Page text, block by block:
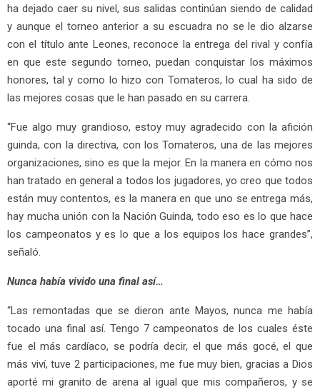
ha dejado caer su nivel, sus salidas continúan siendo de calidad
y aunque el torneo anterior a su escuadra no se le dio alzarse
con el título ante Leones, reconoce la entrega del rival y confía
en que este segundo torneo, puedan conquistar los máximos
honores, tal y como lo hizo con Tomateros, lo cual ha sido de
las mejores cosas que le han pasado en su carrera.
“Fue algo muy grandioso, estoy muy agradecido con la afición
guinda, con la directiva, con los Tomateros, una de las mejores
organizaciones, sino es que la mejor. En la manera en cómo nos
han tratado en general a todos los jugadores, yo creo que todos
están muy contentos, es la manera en que uno se entrega más,
hay mucha unión con la Nación Guinda, todo eso es lo que hace
los campeonatos y es lo que a los equipos los hace grandes”,
señaló.
Nunca había vivido una final así…
“Las remontadas que se dieron ante Mayos, nunca me había
tocado una final así. Tengo 7 campeonatos de los cuales éste
fue el más cardíaco, se podría decir, el que más gocé, el que
más viví, tuve 2 participaciones, me fue muy bien, gracias a Dios
aporté mi granito de arena al igual que mis compañeros, y se